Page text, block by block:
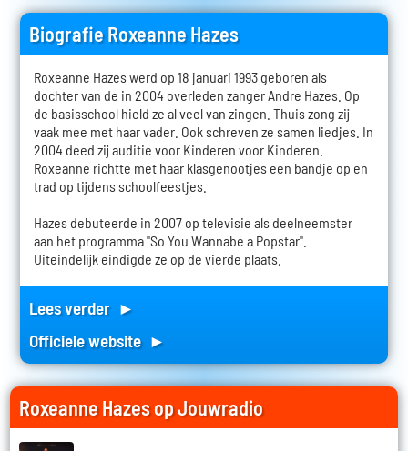
Biografie Roxeanne Hazes
Roxeanne Hazes werd op 18 januari 1993 geboren als
dochter van de in 2004 overleden zanger Andre Hazes. Op
de basisschool hield ze al veel van zingen. Thuis zong zij
vaak mee met haar vader. Ook schreven ze samen liedjes. In
2004 deed zij auditie voor Kinderen voor Kinderen.
Roxeanne richtte met haar klasgenootjes een bandje op en
trad op tijdens schoolfeestjes.
Hazes debuteerde in 2007 op televisie als deelneemster
aan het programma "So You Wannabe a Popstar".
Uiteindelijk eindigde ze op de vierde plaats.
Lees verder ►
Officiele website ►
Roxeanne Hazes op Jouwradio